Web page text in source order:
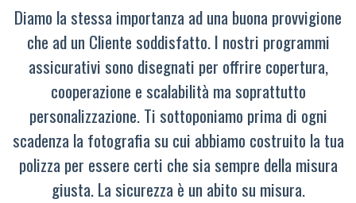
Diamo la stessa importanza ad una buona provvigione
che ad un Cliente soddisfatto. I nostri programmi
assicurativi sono disegnati per offrire copertura,
cooperazione e scalabilità ma soprattutto
personalizzazione. Ti sottoponiamo prima di ogni
scadenza la fotografia su cui abbiamo costruito la tua
polizza per essere certi che sia sempre della misura
giusta. La sicurezza è un abito su misura.